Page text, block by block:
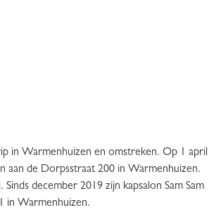
in Warmenhuizen en omstreken. Op 1 april
aan de Dorpsstraat 200 in Warmenhuizen.
december 2019 zijn kapsalon Sam Sam
in Warmenhuizen.